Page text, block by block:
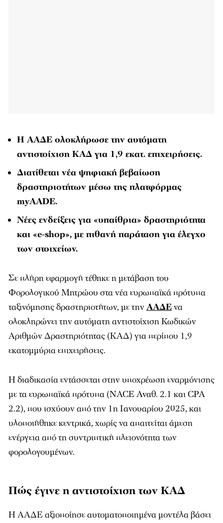
Η ΑΑΔΕ ολοκλήρωσε την αυτόματη
αντιστοίχιση ΚΑΔ για 1,9 εκατ. επιχειρήσεις.
Διατίθεται νέα ψηφιακή βεβαίωση
δραστηριοτήτων μέσω της πλατφόρμας
myAADE.
Νέες ενδείξεις για «υπαίθρια» δραστηριότητα
και «e-shop», με πιθανή παράταση για έλεγχο
των στοιχείων.
Σε πλήρη εφαρμογή τέθηκε η μετάβαση του
Φορολογικού Μητρώου στα νέα ευρωπαϊκά πρότυπα
ταξινόμησης δραστηριοτήτων, με τηνΑΑΔΕνα
ολοκληρώνει την αυτόματη αντιστοίχιση Κωδικών
Αριθμών Δραστηριότητας (ΚΑΔ) για περίπου 1,9
εκατομμύρια επιχειρήσεις.
Η διαδικασία εντάσσεται στην υποχρέωση εναρμόνισης
με τα ευρωπαϊκά πρότυπα (NACE Αναθ. 2.1 και CPA
2.2), που ισχύουν από την 1η Ιανουαρίου 2025, και
υλοποιήθηκε κεντρικά, χωρίς να απαιτείται άμεση
ενέργεια από τη συντριπτική πλειονότητα των
φορολογουμένων.
Πώς έγινε η αντιστοίχιση των ΚΑΔ
Η ΑΑΔΕ αξιοποίησε αυτοματοποιημένα μοντέλα βάσει